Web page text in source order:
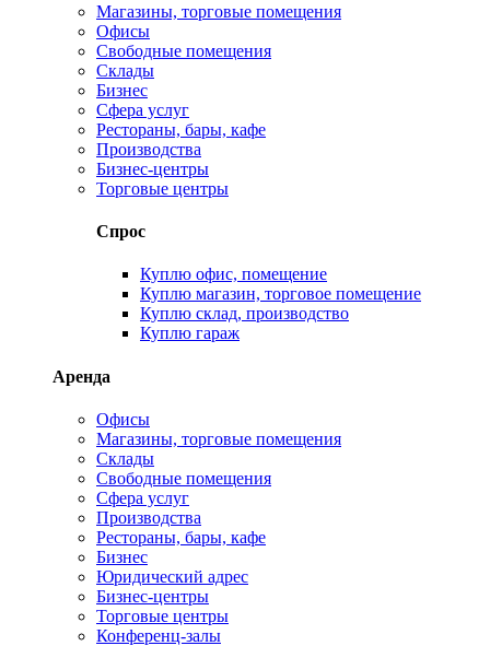
Магазины, торговые помещения
Офисы
Свободные помещения
Склады
Бизнес
Сфера услуг
Рестораны, бары, кафе
Производства
Бизнес-центры
Торговые центры
Спрос
Куплю офис, помещение
Куплю магазин, торговое помещение
Куплю склад, производство
Куплю гараж
Аренда
Офисы
Магазины, торговые помещения
Склады
Свободные помещения
Сфера услуг
Производства
Рестораны, бары, кафе
Бизнес
Юридический адрес
Бизнес-центры
Торговые центры
Конференц-залы